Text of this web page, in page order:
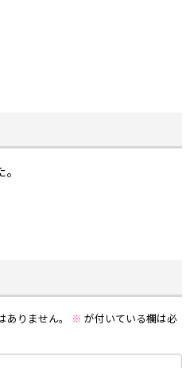
りません。 ※ が付いている欄は必